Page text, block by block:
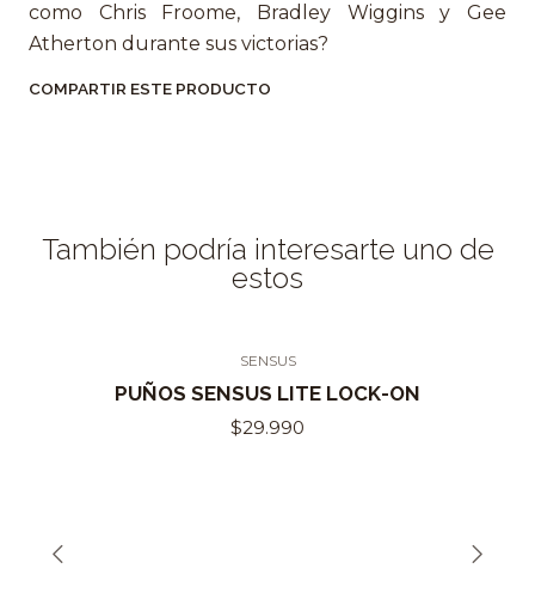
como Chris Froome, Bradley Wiggins y Gee
Atherton durante sus victorias?
COMPARTIR ESTE PRODUCTO
También podría interesarte uno de
estos
SENSUS
PUÑOS SENSUS LITE LOCK-ON
$29.990